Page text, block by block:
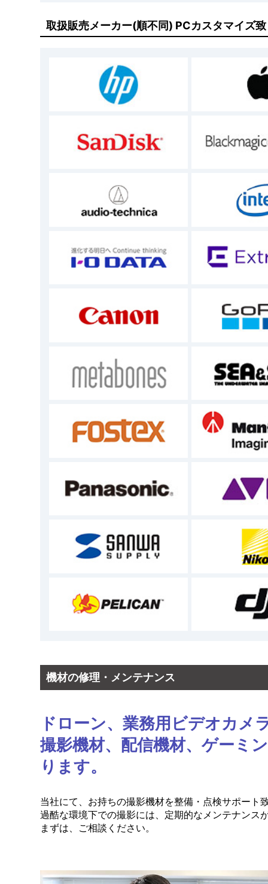
代金の支払いを指定期間内に行わなか
クレジットカード決済、ショッピング
キャンセル
支払条件
商品単価はご注文時の単価で確定し
ん。またその価格の上昇、下落の変
ても、当店はその如何なる責任も負う
出荷
のではありません。
天災、交通事情、システムトラブル、
も、本サイトはその如何なる責任も負
お客様への商品のお受渡しは本サイ
ソフトウェア
ご注文された商品にソフトウェアが同梱、も
諾権者が所有します。なお全てのソフトウェア
お客様のご都合による返品・交換は承っており
商品の保証についてはメーカー保証規
ご注文商品の破損、商品や付属物の欠
サポートに関しては本サイトで承り
本サイトにご連絡をいただき、商品
替品などの貸出しは一切行っておりま
本規約から生ずる紛争については、東
本規約の解釈、適用については日本法
責任の制限
本サイトにある商品情報、商品価格、
ではありません。誤りまたは記述漏れ
イトはその如何なる責任も負うもので
いかなる損害についても、一切責任
した直接的、間接的不慮、特別、また
本サイトは、お客様がご購入になった
負うものではありません。
取扱販売メーカー(順不同) PCカスタマイズ
機材の修理・メンテナンス
ドローン、業務用ビデオカメ
撮影機材、配信機材、ゲーミ
ります。
当社にて、お持ちの撮影機材を整備・点検サポート
過酷な環境下での撮影には、定期的なメンテナンス
まずは、ご相談ください。